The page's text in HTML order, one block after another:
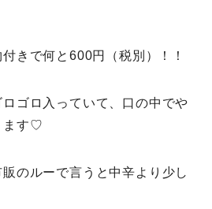
きで何と600円（税別）！！
ゴロ入っていて、口の中でや
ます♡
のルーで言うと中辛より少し